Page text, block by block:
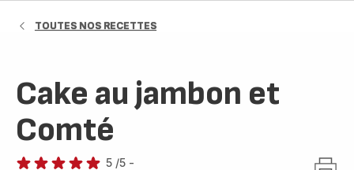
TOUTES NOS RECETTES
Cake au jambon et
Comté
5 /5 -